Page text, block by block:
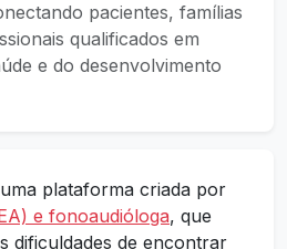
pacientes, famílias
qualificados em
e do desenvolvimento
plataforma criada por
e fonoaudióloga, que
dificuldades de encontrar